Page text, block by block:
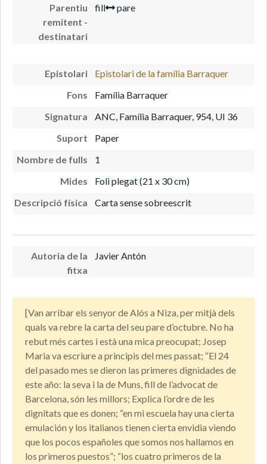
Parentiu
remitent -
destinatari
fill pare
Epistolari
Epistolari de la família Barraquer
Fons
Família Barraquer
Signatura
ANC, Família Barraquer, 954, UI 36
Suport
Paper
Nombre de fulls
1
Mides
Foli plegat (21 x 30 cm)
Descripció física
Carta sense sobreescrit
Autoria de la
fitxa
Javier Antón
[Van arribar els senyor de Alós a Niza, per mitjà dels
quals va rebre la carta del seu pare d’octubre. No ha
rebut més cartes i està una mica preocupat; Josep
Maria va escriure a principis del mes passat; “El 24
del pasado mes se dieron las primeres dignidades de
este año: la seva i la de Muns, fill de l’advocat de
Barcelona, són les millors; Explica l’ordre de les
dignitats que es donen; “en mi escuela hay una cierta
emulación y los italianos tienen cierta envidia viendo
que los pocos españoles que somos nos hallamos en
los primeros puestos”; “los cuatro primeros de la